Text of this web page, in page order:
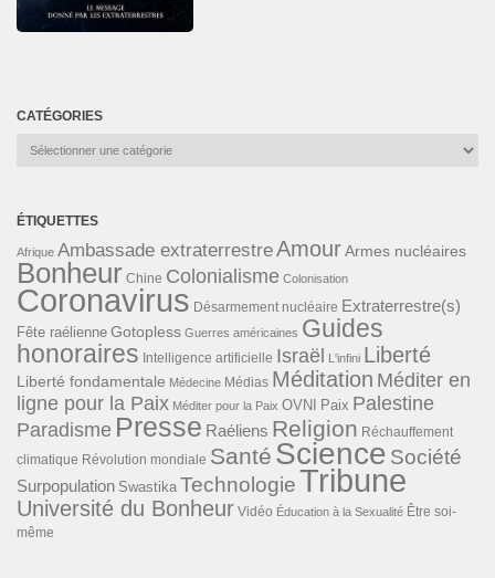
CATÉGORIES
Catégories
ÉTIQUETTES
Afrique Ambassade extraterrestreAmourArmes nucléaires
Bonheur Chine Colonialisme Colonisation
Coronavirus Désarmement nucléaire Extraterrestre(s)
Fête raélienne Gotopless Guerres américaines Guides
honoraires Intelligence artificielle Israël L'infini Liberté
Liberté fondamentale Médecine Médias Méditation Méditer en
ligne pour la Paix Méditer pour la Paix OVNI Paix Palestine
Paradisme Presse Raéliens Religion Réchauffement
climatique Révolution mondiale Santé Science Société
Surpopulation Swastika TechnologieTribune
Université du Bonheur Vidéo Éducation à la Sexualité Être soi-
même